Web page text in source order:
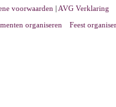
voorwaarden | AVG Verklaring
organiseren
Feest